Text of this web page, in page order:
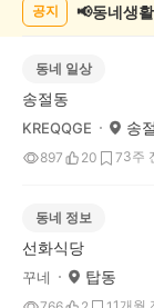
록
공지 📢동네생
동네 일상
송절동
KREQQGE 송
897 20 73주
동네 정보
선화식당
꾸네 탑동